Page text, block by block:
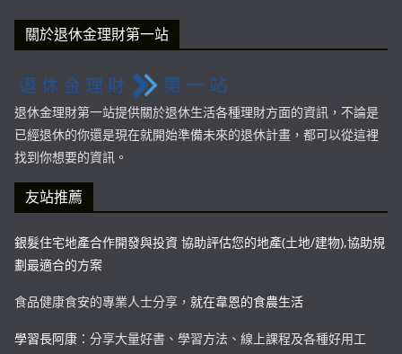
關於退休金理財第一站
退休金理財第一站提供關於退休生活各種理財方面的資訊，不論是
已經退休的你還是現在就開始準備未來的退休計畫，都可以從這裡
找到你想要的資訊。
友站推薦
銀髮住宅地產合作開發與投資 協助評估您的地產(土地/建物),協助規
劃最適合的方案
食品健康食安的專業人士分享， 就在韋恩的食農生活
學習長阿康 ：分享大量好書、學習方法、線上課程及各種好用工